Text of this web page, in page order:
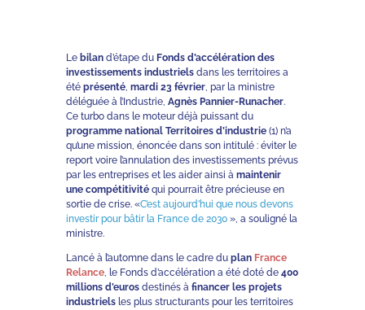
Le biland’étape du Fonds d’accélération des
investissements industrielsdans les territoires a
étéprésenté, mardi 23 février, par la ministre
déléguée à l’Industrie, Agnès Pannier-Runacher.
Ce turbo dans le moteur déjà puissant du
programme national Territoires d’industrie(1) n’a
qu’une mission, énoncée dans son intitulé : éviter le
report voire l’annulation des investissements prévus
par les entreprises et les aider ainsi à maintenir
une compétitivitéqui pourrait être précieuse en
sortie de crise. «C’est aujourd’hui que nous devons
investir pour bâtir la France de 2030», a souligné la
ministre.
Lancé à l’automne dans le cadre du plan France
Relance, le Fonds d’accélération a été doté de 400
millions d’eurosdestinés àfinancer les projets
industrielsles plus structurants pour les territoires